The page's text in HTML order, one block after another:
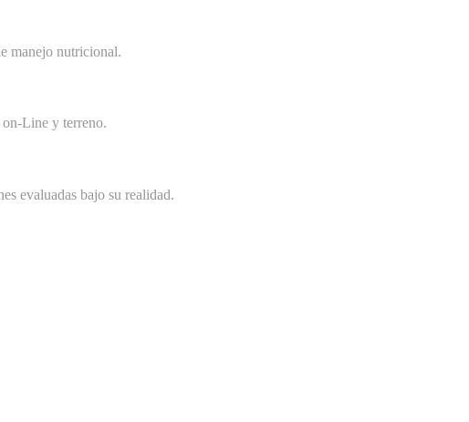
manejo nutricional.
Line y terreno.
evaluadas bajo su realidad.